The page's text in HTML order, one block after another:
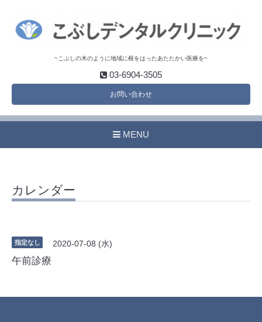
~こぶしの木のように地域に根をはったあたたかい医療を~
03-6904-3505
お問い合わせ
MENU
カレンダー
指定なし 2020-07-08 (水)
午前診療